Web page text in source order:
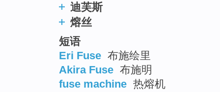
迪芙斯
熔丝
短语
Eri Fuse 布施绘里
Akira Fuse 布施明
fuse machine 热熔机